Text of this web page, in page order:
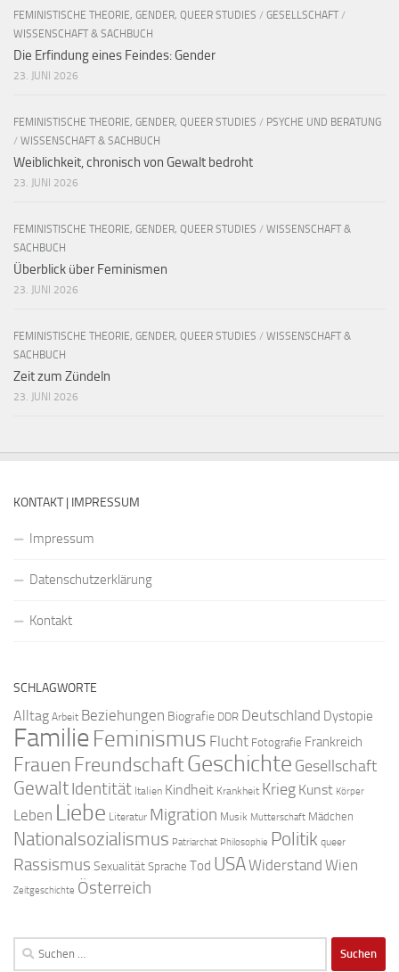
FEMINISTISCHE THEORIE, GENDER, QUEER STUDIES / GESELLSCHAFT /
WISSENSCHAFT & SACHBUCH
Die Erfindung eines Feindes: Gender
23. JUNI 2026
FEMINISTISCHE THEORIE, GENDER, QUEER STUDIES / PSYCHE UND BERATUNG
/ WISSENSCHAFT & SACHBUCH
Weiblichkeit, chronisch von Gewalt bedroht
23. JUNI 2026
FEMINISTISCHE THEORIE, GENDER, QUEER STUDIES / WISSENSCHAFT &
SACHBUCH
Überblick über Feminismen
23. JUNI 2026
FEMINISTISCHE THEORIE, GENDER, QUEER STUDIES / WISSENSCHAFT &
SACHBUCH
Zeit zum Zündeln
23. JUNI 2026
KONTAKT | IMPRESSUM
Impressum
Datenschutzerklärung
Kontakt
SCHLAGWORTE
Alltag Arbeit Beziehungen Biografie DDR Deutschland Dystopie
FamilieFeminismus Flucht Fotografie Frankreich
Frauen FreundschaftGeschichte Gesellschaft
GewaltIdentität Italien Kindheit Krankheit Krieg Kunst Körper
Leben Liebe Literatur Migration Musik Mutterschaft Mädchen
Nationalsozialismus Patriarchat Philosophie Politik queer
Rassismus SexualitätSprache Tod USAWiderstand Wien
Zeitgeschichte Österreich
Suchen
nach: